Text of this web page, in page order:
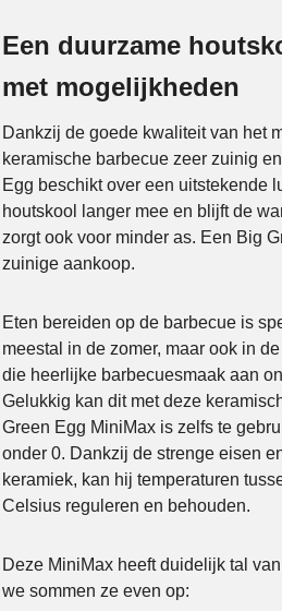
Een duurzame
met mogelijkheden
Dankzij de goede kwaliteit van het
keramische barbecue zeer zuinig
Egg beschikt over een uitstekende
houtskool langer mee en blijft de
zorgt ook voor minder as. Een Big
zuinige aankoop.
Eten bereiden op de barbecue is
meestal in de zomer, maar ook in
die heerlijke barbecuesmaak aan
Gelukkig kan dit met deze
Green Egg MiniMax is zelfs te
onder 0. Dankzij de strenge eisen
keramiek, kan hij temperaturen
Celsius reguleren en behouden.
Deze MiniMax heeft duidelijk tal
we sommen ze even op: